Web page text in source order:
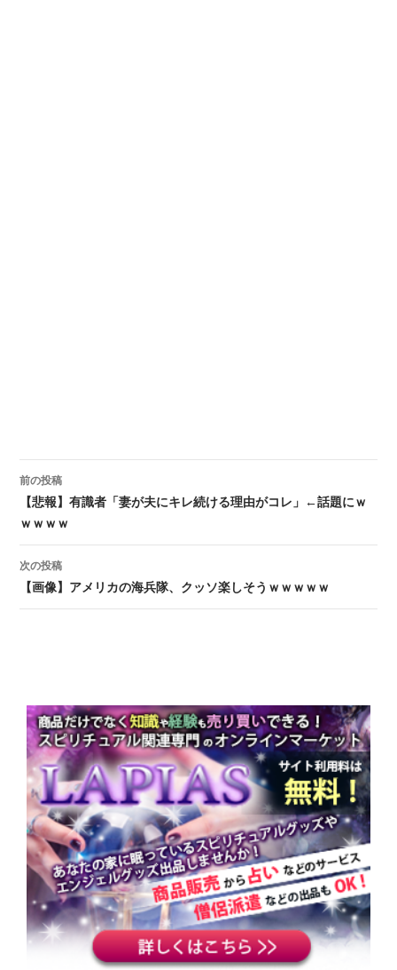
投稿ナビゲーション
前の投稿
【悲報】有識者「妻が夫にキレ続ける理由がコレ」←話題にｗ
ｗｗｗｗ
次の投稿
【画像】アメリカの海兵隊、クッソ楽しそうｗｗｗｗｗ